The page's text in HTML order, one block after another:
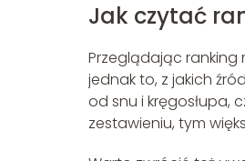
Jak czytać
Przeglądając ranking
jednak to, z jakich
od snu i kręgosłupa,
zestawieniu, tym